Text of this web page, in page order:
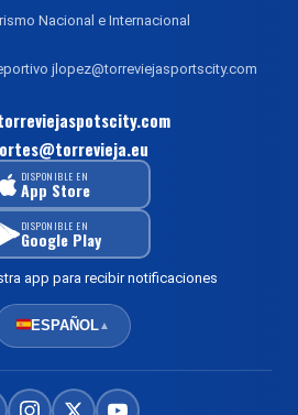
Nacional e Internacional
jlopez@torreviejasportscity.com
DISPONIBLE EN
App Store
DISPONIBLE EN
Google Play
app para recibir notificaciones
ESPAÑOL▲